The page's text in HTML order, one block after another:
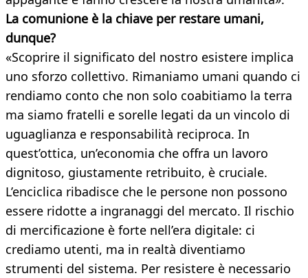
La comunione è la chiave per restare umani,
dunque?
«Scoprire il significato del nostro esistere implica
uno sforzo collettivo. Rimaniamo umani quando ci
rendiamo conto che non solo coabitiamo la terra
ma siamo fratelli e sorelle legati da un vincolo di
uguaglianza e responsabilità reciproca. In
quest’ottica, un’economia che offra un lavoro
dignitoso, giustamente retribuito, è cruciale.
L’enciclica ribadisce che le persone non possono
essere ridotte a ingranaggi del mercato. Il rischio
di mercificazione è forte nell’era digitale: ci
crediamo utenti, ma in realtà diventiamo
strumenti del sistema. Per resistere è necessario